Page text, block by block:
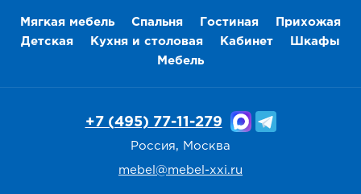
Мягкая мебель Спальня Гостиная
Прихожая
Детская
Кухня и столовая Кабинет
Шкафы
Мебель
+7 (495) 77-11-279
Россия, Москва
mebel@mebel-xxi.ru